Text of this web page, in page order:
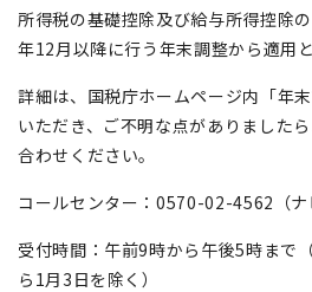
所得税の基礎控除及び給与所得控除
年12月以降に行う年末調整から適用と
詳細は、国税庁ホームページ内「年
いただき、ご不明な点がありました
合わせください。
コールセンター：0570-02-4562（ナ
受付時間：午前9時から午後5時まで
ら1月3日を除く）